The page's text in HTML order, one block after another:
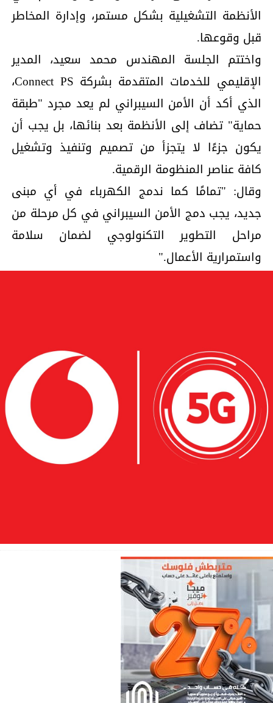
الأنظمة التشغيلية بشكل مستمر، وإدارة المخاطر
قبل وقوعها.
واختتم الجلسة المهندس محمد سعيد، المدير
الإقليمي للخدمات المتقدمة بشركة Connect PS،
الذي أكد أن الأمن السيبراني لم يعد مجرد "طبقة
حماية" تضاف إلى الأنظمة بعد بنائها، بل يجب أن
يكون جزءًا لا يتجزأ من تصميم وتنفيذ وتشغيل
كافة عناصر المنظومة الرقمية.
وقال: "تمامًا كما ندمج الكهرباء في أي مبنى
جديد، يجب دمج الأمن السيبراني في كل مرحلة من
مراحل التطوير التكنولوجي لضمان سلامة
واستمرارية الأعمال."